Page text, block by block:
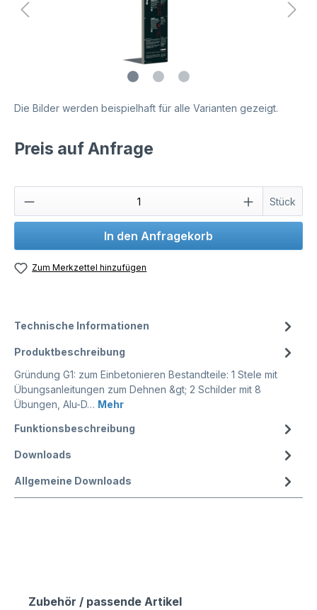
Die Bilder werden beispielhaft für alle Varianten gezeigt.
Preis auf Anfrage
Stück
In den Anfragekorb
Zum Merkzettel hinzufügen
Technische Informationen
Produktbeschreibung
Gründung G1: zum Einbetonieren Bestandteile: 1 Stele mit
Übungsanleitungen zum Dehnen &gt; 2 Schilder mit 8
Übungen, Alu-D… Mehr
Funktionsbeschreibung
Downloads
Allgemeine Downloads
Zubehör / passende Artikel